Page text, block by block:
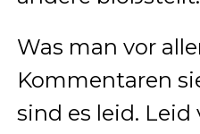
Was man vor
Kommentaren
sind es leid. Leid